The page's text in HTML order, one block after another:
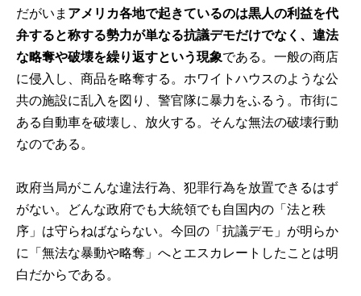
だがいま アメリカ各地で起きているのは黒人の利益を代
弁すると称する勢力が単なる抗議デモだけでなく、違法
な略奪や破壊を繰り返すという現象である。一般の商店
に侵入し、商品を略奪する。ホワイトハウスのような公
共の施設に乱入を図り、警官隊に暴力をふるう。市街に
ある自動車を破壊し、放火する。そんな無法の破壊行動
なのである。
政府当局がこんな違法行為、犯罪行為を放置できるはず
がない。どんな政府でも大統領でも自国内の「法と秩
序」は守らねばならない。今回の「抗議デモ」が明らか
に「無法な暴動や略奪」へとエスカレートしたことは明
白だからである。